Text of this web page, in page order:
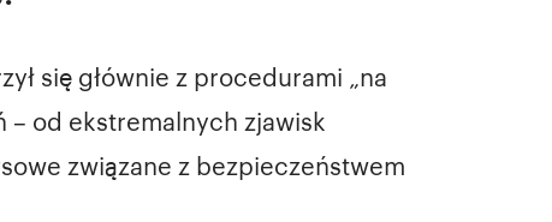
się głównie z procedurami „na
– od ekstremalnych zjawisk
związane z bezpieczeństwem